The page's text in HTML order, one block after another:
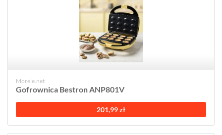
Morele.net
Gofrownica Bestron ANP801V
201,99 zł